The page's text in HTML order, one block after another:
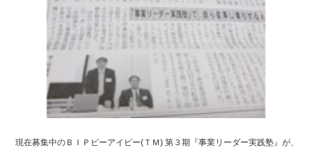
現在募集中のＢＩＰビーアイピー(ＴＭ) 第３期『事業リーダー実践塾』が、